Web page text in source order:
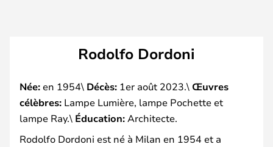
Rodolfo Dordoni
Née:en 1954\ Décès: 1er août 2023.\ Œuvres
célèbres: Lampe Lumière, lampe Pochette et
lampe Ray.\ Éducation: Architecte.
Rodolfo Dordoni est né à Milan en 1954 et a